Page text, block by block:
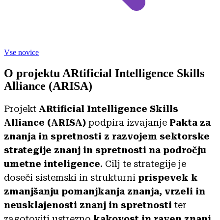
Vse novice
O projektu ARtificial Intelligence Skills
Alliance (ARISA)
Projekt ARtificial Intelligence Skills
Alliance (ARISA) podpira izvajanje Pakta za
znanja in spretnosti z razvojem sektorske
strategije znanj in spretnosti na področju
umetne inteligence. Cilj te strategije je
doseči sistemski in strukturni prispevek k
zmanjšanju pomanjkanja znanja, vrzeli in
neusklajenosti znanj in spretnosti ter